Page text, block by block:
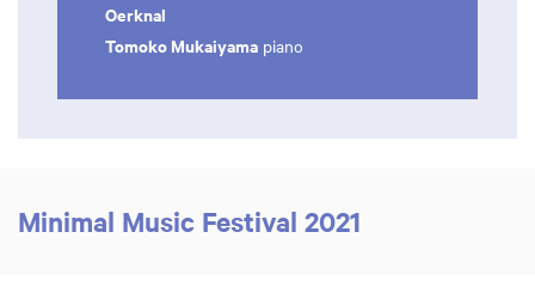
Oerknal
Tomoko Mukaiyama piano
Minimal Music Festival 2021